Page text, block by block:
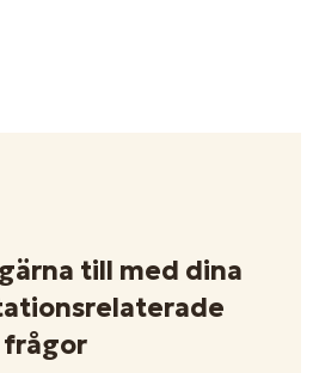
till med dina
frågor